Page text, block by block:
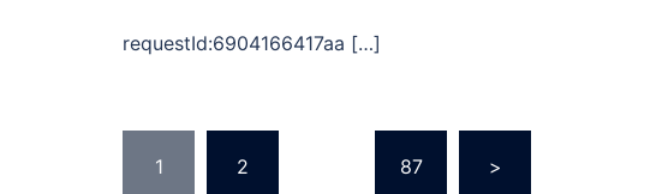
requestId:6904166417aa […]
文
1 2 87 >